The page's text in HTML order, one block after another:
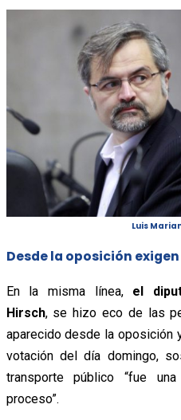
Luis
Desde la oposición
En la misma línea, el
Hirsch, se hizo eco de las
aparecido desde la oposición
votación del día domingo,
transporte público “fue
proceso”.